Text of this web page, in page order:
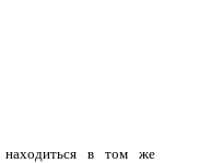
в том же